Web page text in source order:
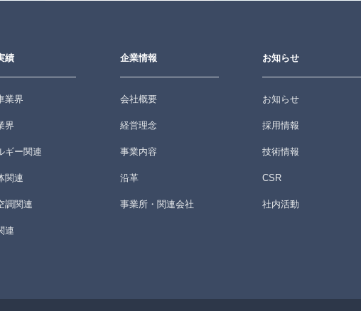
績
業界
界
ギー関連
関連
調関連
連
企業情報
会社概要
経営理念
事業内容
沿革
事業所・関連会社
お知らせ
お知らせ
採用情報
技術情報
CSR
社内活動